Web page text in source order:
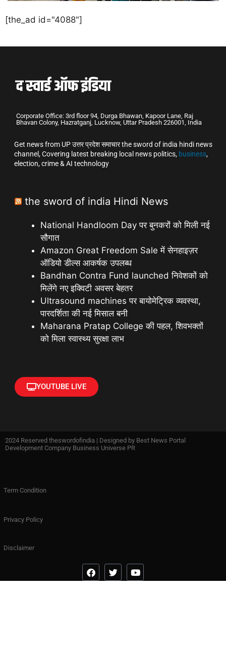
[the_ad id="4088"]
Corporate Office: 3rd floor 94, Durga Bhawan, Kapoor Lane, Raj
Bhavan Colony, Hazratganj, Lucknow, Uttar Pradesh 226001, India
Get news from UP उत्तर प्रदेश समाचार the sword of india hindi news
channel, Covering latest breaking local news politics, business,
election, crime & AI technology
the sword of india Hindi News
National Handloom Day पर बुनकरों को मिली नई
सौगात
Amazon Great Freedom Sale में सेनहाइज़र
ऑडियो डील्स आकर्षक उपलब्ध
Bandhan Contra Fund launched निवेशकों को
मिलेंगे नए इक्विटी अवसर बेहतर
Ultrasound machines पर बायोमेट्रिक व्यवस्था,
पारदर्शिता की नई मिसाल बनी
Maharana Pratap College की पहल, शिवभक्तों
को मिला स्वास्थ्य सुरक्षा लाभ
YOUTUBE LIVE
2024 Reserved theswordofindia | Designed by Best News Portal
Development Company Business Universe PR
Term Condition
Privacy Policy
Disclaimer